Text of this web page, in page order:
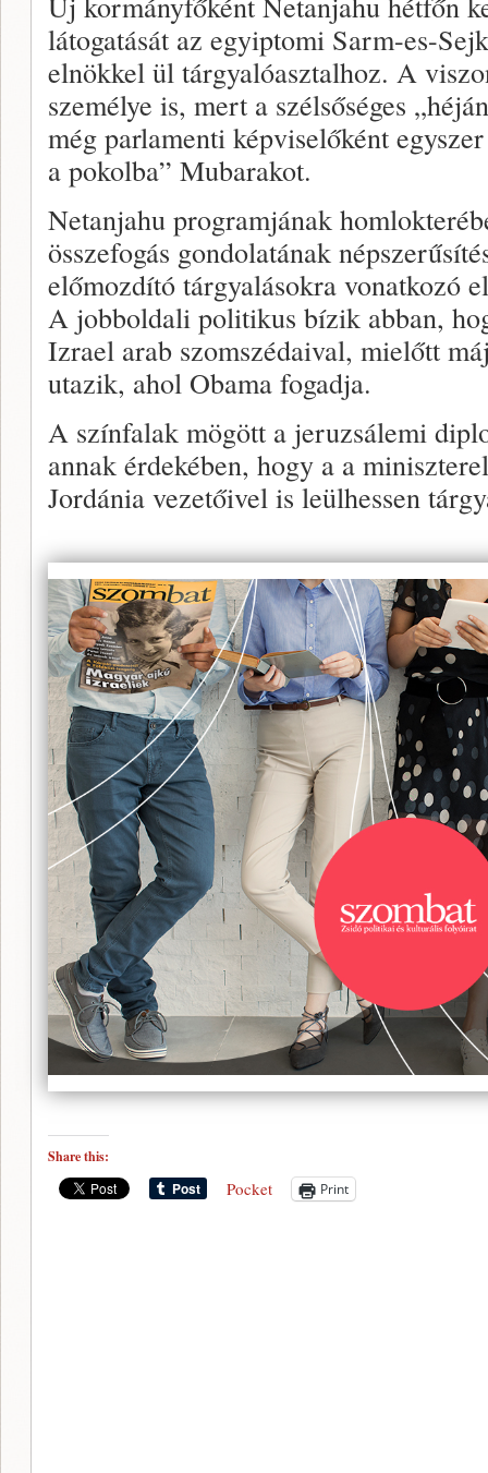
látogatását az egyiptomi Sarm-es-
elnökkel ül tárgyalóasztalhoz. A
személye is, mert a szélsőséges
még parlamenti képviselőként
a pokolba” Mubarakot.
Netanjahu programjának
összefogás gondolatának
előmozdító tárgyalásokra vonatkozó
A jobboldali politikus bízik abban,
Izrael arab szomszédaival, mielőtt
utazik, ahol Obama fogadja.
A színfalak mögött a jeruzsálemi
annak érdekében, hogy a a
Jordánia vezetőivel is leülhessen
Share this:
Pocket Print